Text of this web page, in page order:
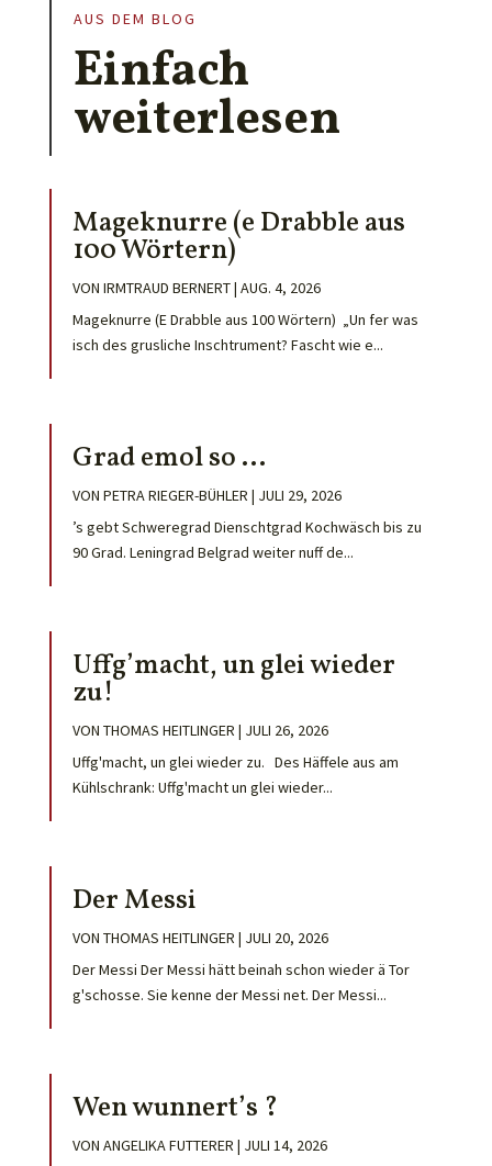
AUS DEM BLOG
Einfach
weiterlesen
Mageknurre (e Drabble aus
100 Wörtern)
VON IRMTRAUD BERNERT| AUG. 4, 2026
Mageknurre (E Drabble aus 100 Wörtern) „Un fer was
isch des grusliche Inschtrument? Fascht wie e...
Grad emol so …
VON PETRA RIEGER-BÜHLER | JULI 29, 2026
’s gebt Schweregrad Dienschtgrad Kochwäsch bis zu
90 Grad. Leningrad Belgrad weiter nuff de...
Uffg’macht, un glei wieder
zu!
VON THOMAS HEITLINGER | JULI 26, 2026
Uffg'macht, un glei wieder zu. Des Häffele aus am
Kühlschrank: Uffg'macht un glei wieder...
Der Messi
VON THOMAS HEITLINGER | JULI 20, 2026
Der Messi Der Messi hätt beinah schon wieder ä Tor
g'schosse. Sie kenne der Messi net. Der Messi...
Wen wunnert’s ?
VON ANGELIKA FUTTERER | JULI 14, 2026